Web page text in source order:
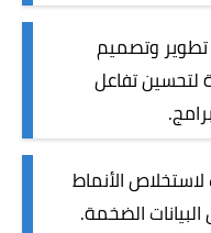
تطوير وتصميم
لتحسين تفاعل
لاستخلاص الأنماط
البيانات الضخمة.